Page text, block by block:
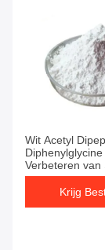
Wit Acetyl
Verbeteren van
Krijg